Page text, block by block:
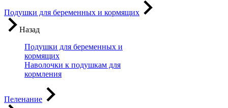
Подушки для беременных и кормящих
Назад
Подушки для беременных и
кормящих
Наволочки к подушкам для
кормления
Пеленание